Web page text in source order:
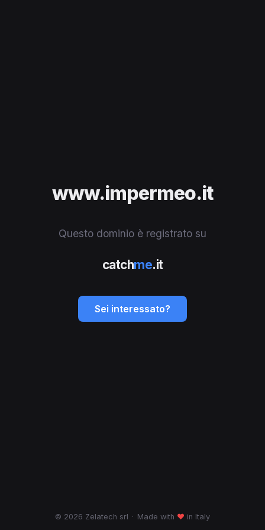
www.impermeo.it
Questo dominio è registrato su
catchme.it
Sei interessato?
© 2026 Zelatech srl · Made with ♥ in Italy